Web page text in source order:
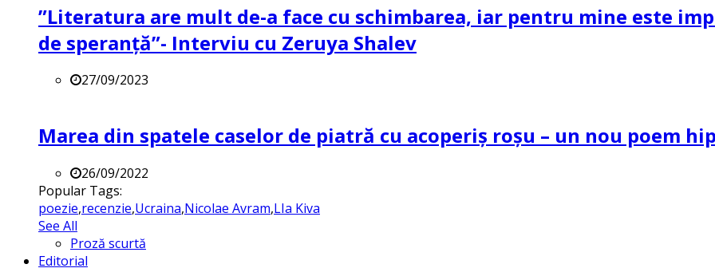
”Literatura are mult de-a face cu schimbarea, iar pentru mine este
de speranță”- Interviu cu Zeruya Shalev
27/09/2023
Marea din spatele caselor de piatră cu acoperiș roșu – un nou poem
26/09/2022
Popular Tags:
poezie,recenzie,Ucraina,Nicolae Avram,LIa Kiva
See All
Proză scurtă
Editorial